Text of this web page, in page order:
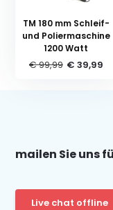
TM 180 mm Schleif-
und Poliermaschine
1200 Watt
€ 99,99 € 39,99
mailen Sie uns
Live chat offline